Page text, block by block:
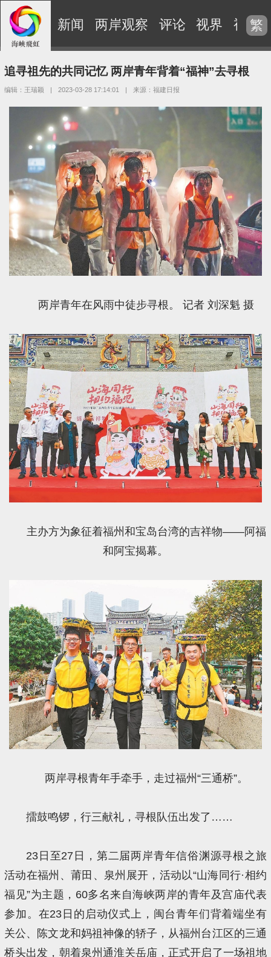
新闻 两岸观察 评论 视界 视频
繁
追寻祖先的共同记忆 两岸青年背着“福神”去寻根
编辑：王瑞颖 | 2023-03-28 17:14:01 | 来源：福建日报
两岸青年在风雨中徒步寻根。 记者 刘深魁 摄
主办方为象征着福州和宝岛台湾的吉祥物——阿福
和阿宝揭幕。
两岸寻根青年手牵手，走过福州“三通桥”。
擂鼓鸣锣，行三献礼，寻根队伍出发了……
23日至27日，第二届两岸青年信俗渊源寻根之旅
活动在福州、莆田、泉州展开，活动以“山海同行·相约
福见”为主题，60多名来自海峡两岸的青年及宫庙代表
参加。在23日的启动仪式上，闽台青年们背着端坐有
关公、陈文龙和妈祖神像的轿子，从福州台江区的三通
桥头出发，朝着泉州通淮关岳庙，正式开启了一场祖地